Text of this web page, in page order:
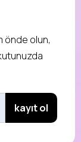
önde olun,